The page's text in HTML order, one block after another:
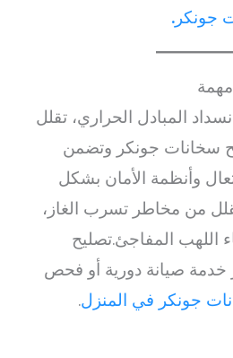
جونكر.
مهمة
المبادل الحراري، تقلل
سخانات جونكر وتضمن
وأنظمة الأمان بشكل
من مخاطر تسرب الغاز،
اللهب المفاجئ.تصليح
صيانة دورية أو فحص
جونكر في المنزل.